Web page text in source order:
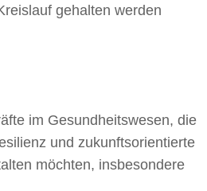
gehalten werden
im Gesundheitswesen, die
und zukunftsorientierte
möchten, insbesondere